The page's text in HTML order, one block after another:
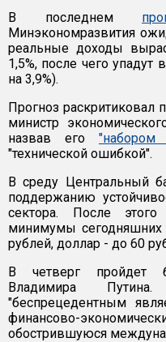
В последнем
Минэкономразвития
реальные доходы
1,5%, после чего упадут
на 3,9%).
Прогноз
министр
назвав его
"технической ошибкой".
В среду Центральный
поддержанию
сектора. После
минимумы сегодняшних
рублей, доллар - до 60
В четверг пройдет
Владимира
"беспрецедентным
финансово-
обострившуюся